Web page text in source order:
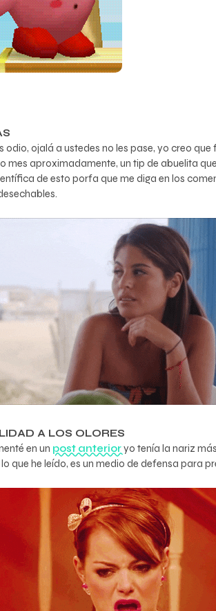
odio, ojalá a ustedes no les pase, yo creo
mes aproximadamente, un tip de abuelita
de esto porfa que me diga en los
A LOS OLORES
en un post anterioryo tenía la nariz
que he leído, es un medio de defensa para